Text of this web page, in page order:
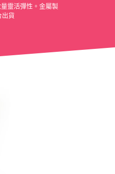
靈活彈性。金屬製
出貨